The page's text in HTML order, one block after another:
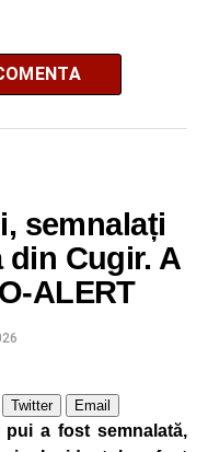
semnalați
Cugir. A
ALERT
Twitter Email
a fost semnalată,